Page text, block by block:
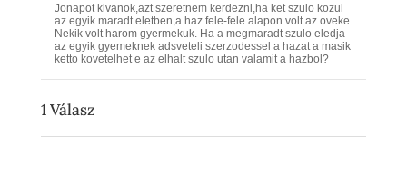
Jonapot kivanok,azt szeretnem kerdezni,ha ket szulo kozul
az egyik maradt eletben,a haz fele-fele alapon volt az oveke.
Nekik volt harom gyermekuk. Ha a megmaradt szulo eledja
az egyik gyemeknek adsveteli szerzodessel a hazat a masik
ketto kovetelhet e az elhalt szulo utan valamit a hazbol?
1Válasz